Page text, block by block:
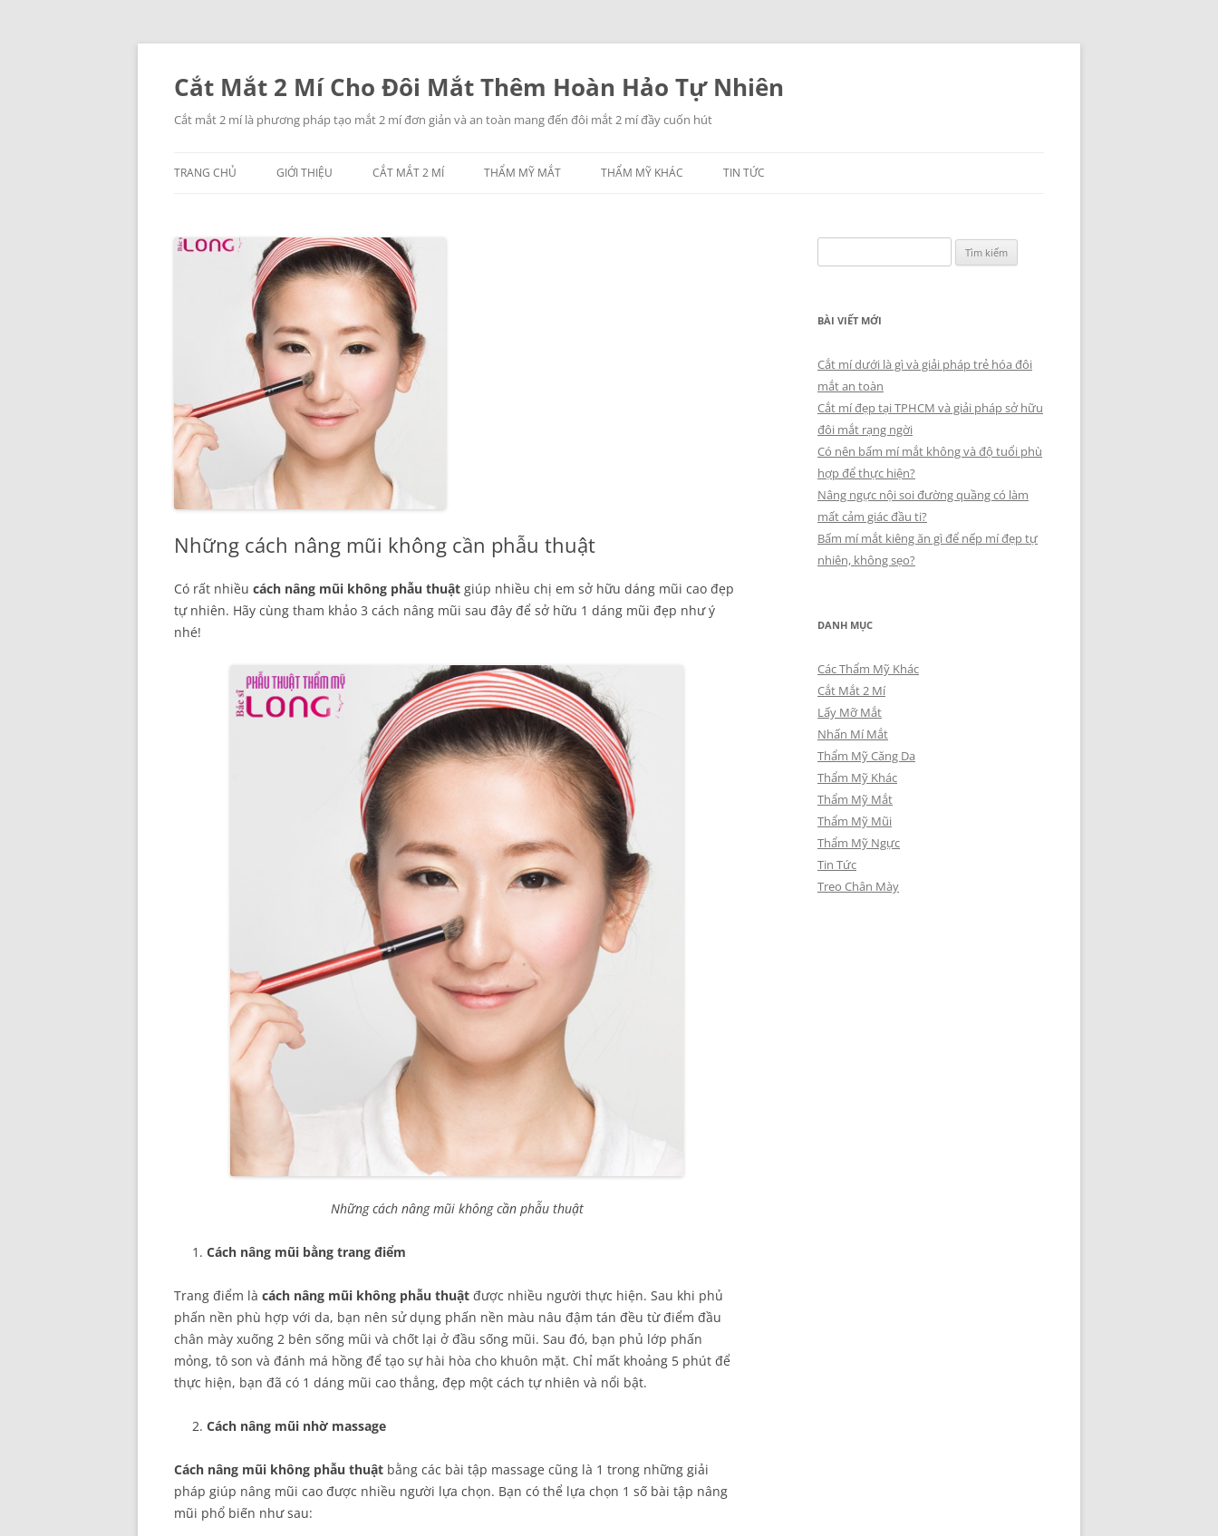
Chuyển
dung
Cắt Mắt 2 Mí Cho Đôi Mắt Thêm Hoàn Hảo Tự Nhiên
Cắt mắt 2 mí là phương pháp tạo mắt 2 mí đơn giản và an toàn mang đến đôi mắt 2 mí đầy cuốn hút
TRANG CHỦ GIỚI THIỆU CẮT MẮT 2 MÍ THẨM MỸ MẮT THẨM MỸ KHÁC TIN TỨC
Những cách nâng mũi không cần phẫu thuật
Có rất nhiều cách nâng mũi không phẫu thuật giúp nhiều chị em sở hữu dáng mũi cao đẹp
tự nhiên. Hãy cùng tham khảo 3 cách nâng mũi sau đây để sở hữu 1 dáng mũi đẹp như ý
nhé!
Những cách nâng mũi không cần phẫu thuật
Cách nâng mũi bằng trang điểm
Trang điểm là cách nâng mũi không phẫu thuật được nhiều người thực hiện. Sau khi phủ
phấn nền phù hợp với da, bạn nên sử dụng phấn nền màu nâu đậm tán đều từ điểm đầu
chân mày xuống 2 bên sống mũi và chốt lại ở đầu sống mũi. Sau đó, bạn phủ lớp phấn
mỏng, tô son và đánh má hồng để tạo sự hài hòa cho khuôn mặt. Chỉ mất khoảng 5 phút để
thực hiện, bạn đã có 1 dáng mũi cao thẳng, đẹp một cách tự nhiên và nổi bật.
Cách nâng mũi nhờ massage
Cách nâng mũi không phẫu thuật bằng các bài tập massage cũng là 1 trong những giải
pháp giúp nâng mũi cao được nhiều người lựa chọn. Bạn có thể lựa chọn 1 số bài tập nâng
mũi phổ biến như sau:
kiếm
BÀI VIẾT MỚI
Cắt mí dưới là gì và giải pháp trẻ hóa đôi
mắt an toàn
Cắt mí đẹp tại TPHCM và giải pháp sở hữu
đôi mắt rạng ngời
Có nên bấm mí mắt không và độ tuổi phù
hợp để thực hiện?
Nâng ngực nội soi đường quầng có làm
mất cảm giác đầu ti?
Bấm mí mắt kiêng ăn gì để nếp mí đẹp tự
nhiên, không sẹo?
DANH MỤC
Các Thẩm Mỹ Khác
Cắt Mắt 2 Mí
Lấy Mỡ Mắt
Nhấn Mí Mắt
Thẩm Mỹ Căng Da
Thẩm Mỹ Khác
Thẩm Mỹ Mắt
Thẩm Mỹ Mũi
Thẩm Mỹ Ngực
Tin Tức
Treo Chân Mày